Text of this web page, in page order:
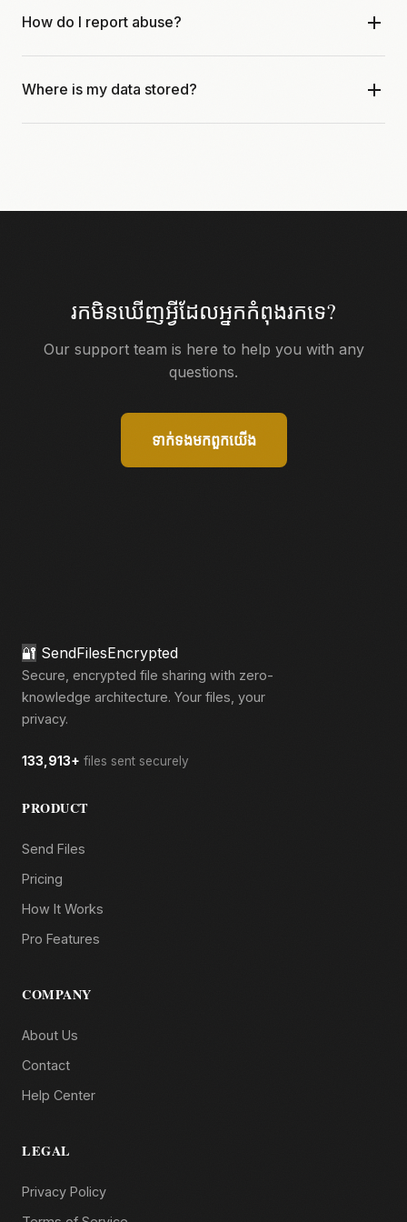
sendfilesencrypted.com on your phone to upload and
How do I report abuse?
abuse@sendfilesencrypted.com with the share link. We
Where is my data stored?
រកមិនឃើញអ្វីដែលអ្នកកំពុងរកទេ?
Our support team is here to help you with any
questions.
ទាក់ទង​មក​ពួក​យើង
🔐 SendFilesEncrypted
Secure, encrypted file sharing with zero-
knowledge architecture. Your files, your
privacy.
133,913+ files sent securely
PRODUCT
Send Files
Pricing
How It Works
Pro Features
COMPANY
About Us
Contact
Help Center
LEGAL
Privacy Policy